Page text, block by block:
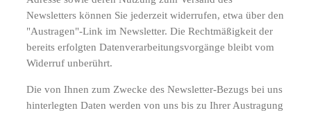
Newsletters können Sie jederzeit widerrufen, etwa über den
"Austragen"-Link im Newsletter. Die Rechtmäßigkeit der
bereits erfolgten Datenverarbeitungsvorgänge bleibt vom
Widerruf unberührt.
Die von Ihnen zum Zwecke des Newsletter-Bezugs bei uns
hinterlegten Daten werden von uns bis zu Ihrer Austragung